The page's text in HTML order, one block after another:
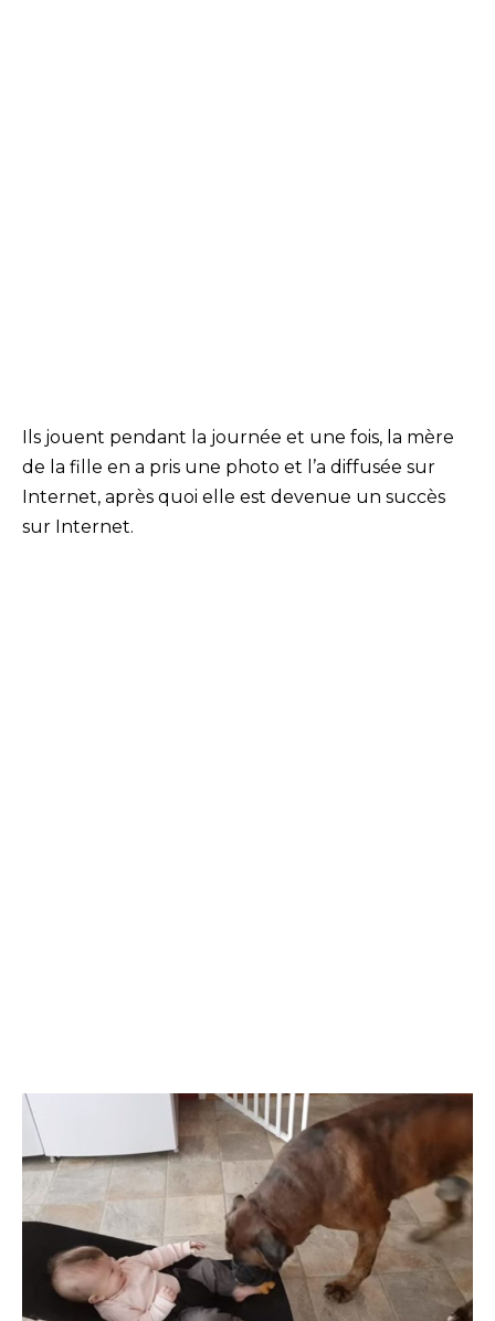
Ils jouent pendant la journée et une fois, la mère
de la fille en a pris une photo et l’a diffusée sur
Internet, après quoi elle est devenue un succès
sur Internet.